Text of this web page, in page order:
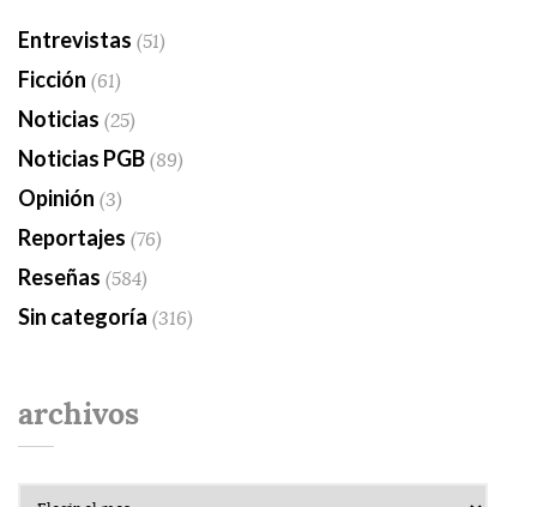
Entrevistas (51)
Ficción (61)
Noticias (25)
Noticias PGB(89)
Opinión (3)
Reportajes (76)
Reseñas (584)
Sin categoría (316)
archivos